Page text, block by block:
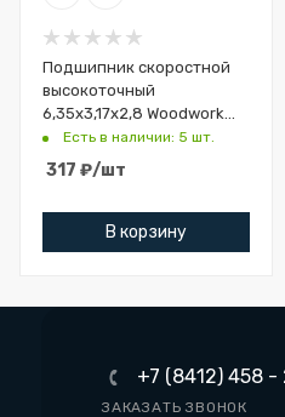
Подшипник скоростной
высокоточный
6,35x3,17x2,8 Woodwork
791.035.11
Есть в наличии: 5 шт.
317 ₽/шт
В корзину
+7 (8412) 458 -
ЗАКАЗАТЬ ЗВОНОК